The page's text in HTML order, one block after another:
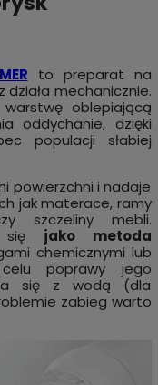
to preparat na
działa mechanicznie.
oblepiającą
oddychanie, dzięki
populacji słabiej
powierzchni i nadaje
jak materace, ramy
szczeliny mebli.
się jako metoda
chemicznymi lub
poprawy jego
się z wodą (dla
zabieg warto